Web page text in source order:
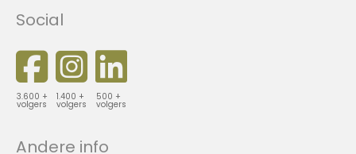
Social
3.600 +
volgers
1.400 +
volgers
500 +
volgers
Andere info